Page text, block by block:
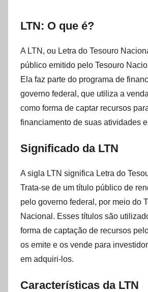
LTN: O que é?
A LTN, ou Letra do Tesouro
público emitido pelo Tesouro
Ela faz parte do programa de
governo federal, que utiliza a
como forma de captar recursos
financiamento de suas atividades
Significado da LTN
A sigla LTN significa Letra do
Trata-se de um título público de
pelo governo federal, por meio do
Nacional. Esses títulos são
forma de captação de recursos
os emite e os vende para
em adquiri-los.
Características da LTN